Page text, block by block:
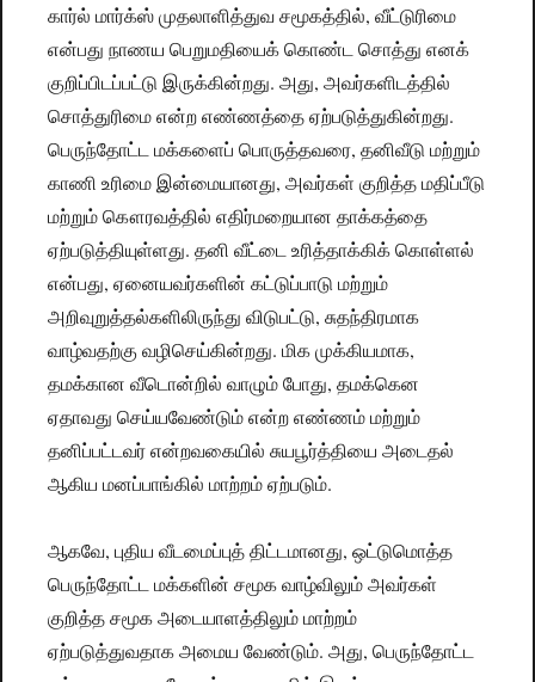
கார்ல் மார்க்ஸ் முதலாளித்துவ சமூகத்தில், வீட்டுரிமை
என்பது நாணய பெறுமதியைக் கொண்ட சொத்து எனக்
குறிப்பிடப்பட்டு இருக்கின்றது. அது, அவர்களிடத்தில்
சொத்துரிமை என்ற எண்ணத்தை ஏற்படுத்துகின்றது.
பெருந்தோட்ட மக்களைப் பொருத்தவரை, தனிவீடு மற்றும்
காணி உரிமை இன்மையானது, அவர்கள் குறித்த மதிப்பீடு
மற்றும் கௌரவத்தில் எதிர்மறையான தாக்கத்தை
ஏற்படுத்தியுள்ளது. தனி வீட்டை உரித்தாக்கிக் கொள்ளல்
என்பது, ஏனையவர்களின் கட்டுப்பாடு மற்றும்
அறிவுறுத்தல்களிலிருந்து விடுபட்டு, சுதந்திரமாக
வாழ்வதற்கு வழிசெய்கின்றது. மிக முக்கியமாக,
தமக்கான வீடொன்றில் வாழும் போது, தமக்கென
ஏதாவது செய்யவேண்டும் என்ற எண்ணம் மற்றும்
தனிப்பட்டவர் என்றவகையில் சுயபூர்த்தியை அடைதல்
ஆகிய மனப்பாங்கில் மாற்றம் ஏற்படும்.
ஆகவே, புதிய வீடமைப்புத் திட்டமானது, ஒட்டுமொத்த
பெருந்தோட்ட மக்களின் சமூக வாழ்விலும் அவர்கள்
குறித்த சமூக அடையாளத்திலும் மாற்றம்
ஏற்படுத்துவதாக அமைய வேண்டும். அது, பெருந்தோட்ட